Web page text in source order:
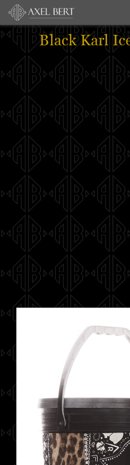
Black Karl